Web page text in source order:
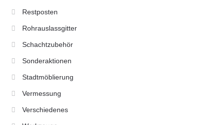
Restposten
Rohrauslassgitter
Schachtzubehör
Sonderaktionen
Stadtmöblierung
Vermessung
Verschiedenes